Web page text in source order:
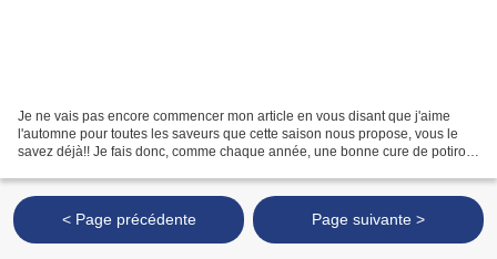
Je ne vais pas encore commencer mon article en vous disant que j'aime
l'automne pour toutes les saveurs que cette saison nous propose, vous le
savez déjà!! Je fais donc, comme chaque année, une bonne cure de potiron
< Page précédente Page suivante >